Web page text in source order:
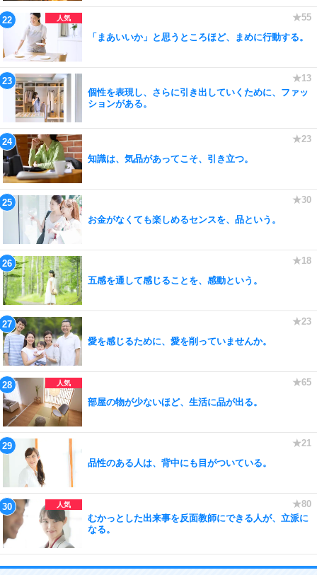
「まあいいか」と思うところほど、まめに行動する。
個性を表現し、さらに引き出していくために、ファッ
ションがある。
知識は、気品があってこそ、引き立つ。
お金がなくても楽しめるセンスを、品という。
五感を通して感じることを、感動という。
愛を感じるために、愛を削っていませんか。
部屋の物が少ないほど、生活に品が出る。
品性のある人は、背中にも目がついている。
むかっとした出来事を反面教師にできる人が、立派に
なる。